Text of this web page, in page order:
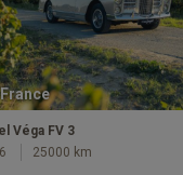
Véga FV 3
25000 km